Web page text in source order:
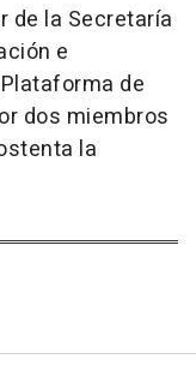
de la Secretaría
e
de
dos miembros
la